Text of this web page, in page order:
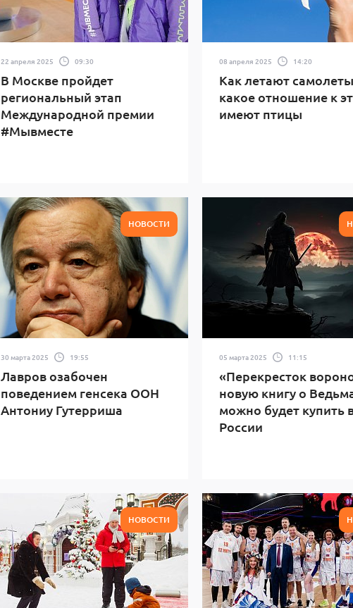
22 апреля 2025 09:30
В Москве пройдет
региональный этап
Международной премии
#Мывместе
08 апреля 2025 14:20
Как летают
какое отношение к
имеют птицы
НОВОСТИ
30 марта 2025 19:55
Лавров озабочен
поведением генсека ООН
Антониу Гутерриша
05 марта 2025 11:15
«Перекресток
новую книгу о
можно будет купить
России
НОВОСТИ